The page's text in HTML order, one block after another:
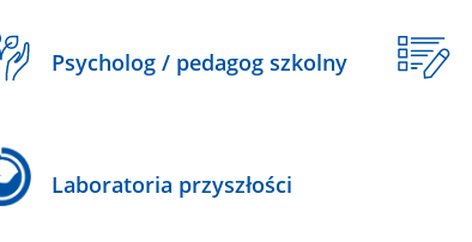
Psycholog / pedagog szkolny
Laboratoria przyszłości